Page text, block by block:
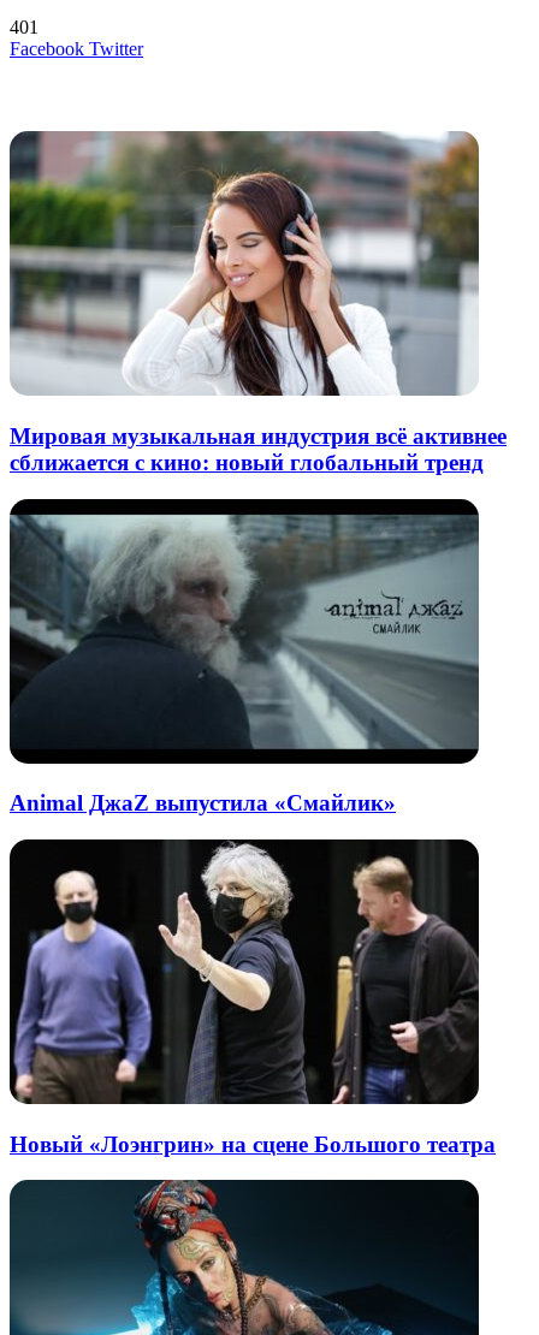
401
Facebook TwitterLinkedIn
Tumblr
Reddit
Вконтакте
Одноклассники
Skype
Messenger
Messenger
WhatsApp
Telegram
Viber
Line
Поделиться
Печатать
Мировая музыкальная индустрия всё активнее
сближается с кино: новый глобальный тренд
Animal ДжаZ выпустила «Смайлик»
Новый «Лоэнгрин» на сцене Большого театра